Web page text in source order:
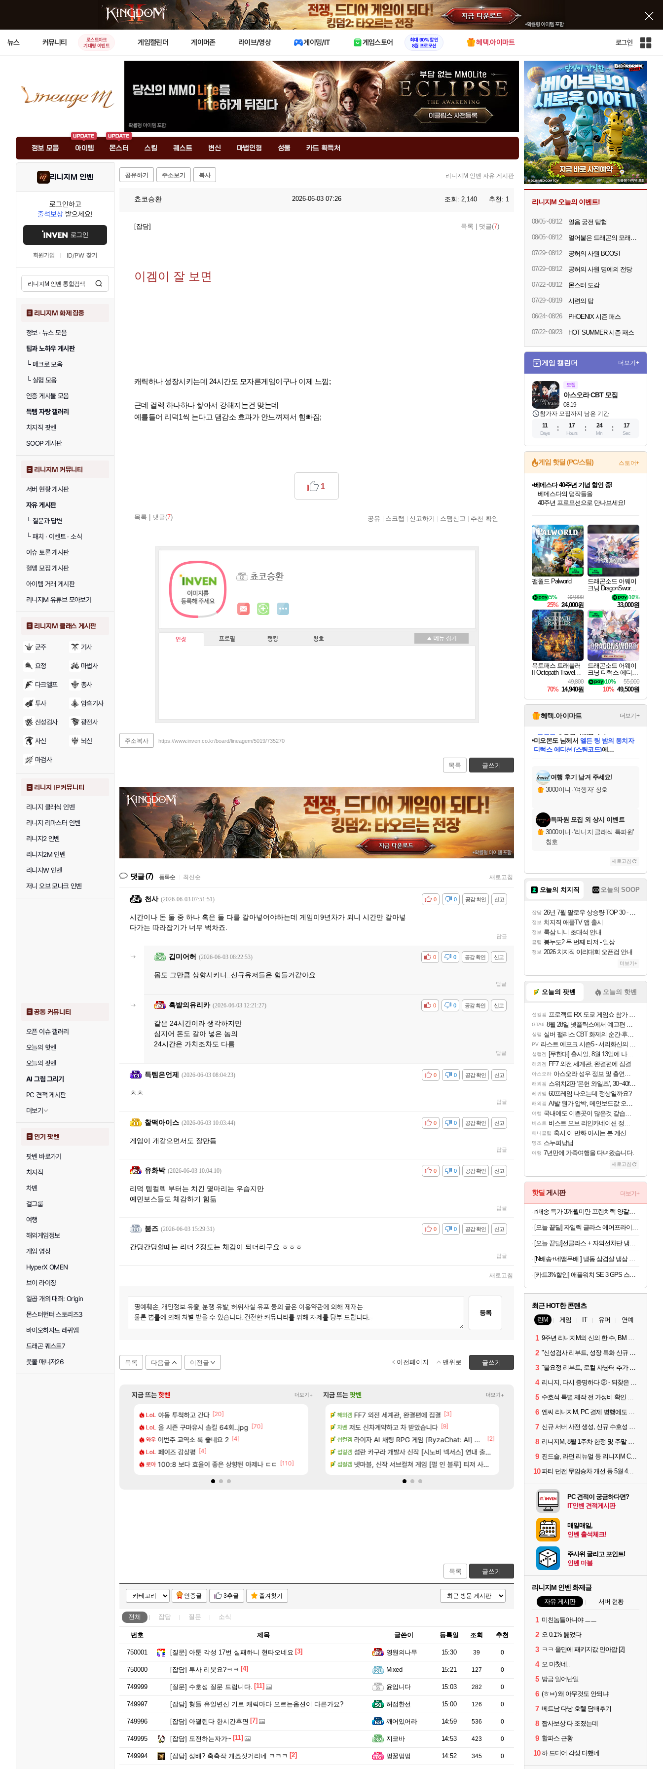
X
뉴스 커뮤니티
로스트아크
기대평 이벤트
게임캘린더 게이머존 라이브/영상 게이밍/IT 게임스토어
최대 90% 할인
8월 프로모션
혜택.아이마트 로그인
인
사
이
트
맵
정보 모음 아이템 몬스터 스킬 퀘스트 변신 마법인형 성물 카드 획득처
리니지M 인벤
로그인하고
출석보상 받으세요!
로그인
회원가입 ID/PW 찾기
리니지M 화제 집중
정보 · 뉴스 모음
팁과 노하우 게시판
└매크로 모음
└실험 모음
인증 게시물 모음
득템 자랑 갤러리
치지직 팟벤
SOOP 게시판
리니지M 커뮤니티
서버 현황 게시판
자유 게시판
└질문과 답변
└패치 · 이벤트 · 소식
이슈 토론 게시판
혈맹 모집 게시판
아이템 거래 게시판
리니지M 유튜브 모아보기
리니지M 클래스 게시판
군주 기사
요정 마법사
다크엘프 총사
투사 암흑기사
신성검사 광전사
사신 뇌신
마검사
리니지 IP 커뮤니티
리니지 클래식 인벤
리니지 리마스터 인벤
리니지2 인벤
리니지2M 인벤
리니지W 인벤
저니 오브 모나크 인벤
공통 커뮤니티
오픈 이슈 갤러리
오늘의 핫벤
오늘의 팟벤
AI 그림 그리기
PC 견적 게시판
더보기
인기 팟벤
팟벤 바로가기
치지직
차벤
걸그룹
여행
해외게임정보
게임 영상
HyperX OMEN
브이 라이징
일곱 개의 대죄: Origin
몬스터헌터 스토리즈3
바이오하자드 레퀴엠
드래곤 퀘스트7
풋볼 매니저26
공유하기 주소보기 복사 리니지M 인벤 자유 게시판
쵸코승환 2026-06-03 07:26 조회: 2,140 추천: 1
[잡담] 목록 댓글(7)
이겜이 잘 보면
캐릭하나 성장시키는데 24시간도 모자른게임이구나 이제 느낌;
근데 컬렉 하나하나 쌓아서 강해지는건 맞는데
예를들어 리덕1씩 는다고 댐감소 효과가 안느껴져서 힘빠짐;
목록 댓글(7)
1
공유 스크랩 신고하기 스팸신고 추천 확인
쵸코승환
인장 프로필 랭킹 칭호
주소복사 https://www.inven.co.kr/board/lineagem/5019/735270
목록 글쓰기
댓글(7) 등록순 최신순 새로고침
천사 (2026-06-03 07:51:51) 신고
공감 확인
비공감 0
0
시간이나 돈 둘 중 하나 혹은 둘 다를 갈아넣어야하는데 게임이9년차가 되니 시간만 갈아넣
다가는 따라잡기가 너무 벅차죠.
답글
깁미어허 (2026-06-03 08:22:53) 신고
공감 확인
비공감 0
0
몹도 그만큼 상향시키니..신규유저들은 힘들거같아요
답글
흑발의유리카 (2026-06-03 12:21:27) 신고
공감 확인
비공감 0
0
같은 24시간이라 생각하지만
심지어 돈도 갈아 넣은 놈의
24시간은 가치조차도 다름
답글
득템은언제 (2026-06-03 08:04:23) 신고
공감 확인
비공감 0
0
ㅊㅊ
답글
찰떡아이스 (2026-06-03 10:03:44) 신고
공감 확인
비공감 0
0
게임이 개같으면서도 잘만듬
답글
유화박 (2026-06-03 10:04:10) 신고
공감 확인
비공감 0
0
리덕 템컬렉 부터는 치킨 몇마리는 우습지만
예민보스들도 체감하기 힘듦
답글
붐즈 (2026-06-03 15:29:31) 신고
공감 확인
비공감 0
0
간당간당할때는 리더 2정도는 체감이 되더라구요 ㅎㅎㅎ
답글
새로고침
등록
목록 다음글 이전글 글쓰기
이전페이지 맨위로
지금 뜨는핫벤 더보기+
LoL 야동 투척하고 간다 [20]
LoL 올 시즌 구마유시 솔킬 64회..jpg [70]
와우 이번주 교역소 룩 좋네요 2 [4]
LoL 페이즈 감상평 [4]
로아 100:8 보다 효율이 좋은 상향된 아제나 ㄷㄷ [110]
검은사막 장비 올환 이후 약 7개월 [13]
메이플 8월 9일 썬데이 메이플 [150]
리니지M 방금 일어난일 [13]
메이플 챌린저#77777 저격했습니다! [106]
로아 보상 공지 나온거 10추 하니 올리자 [83]
부산 헌혈 먹튀 ㄷㄷ.. [66]
크로체 따왔습니다 [74]
신호등 2인 40%글 존나 긁히네 씨발
리니지 클래식
똘끼형 다 좋은데 해외작업장 도와주는 짓은 좀 아니지않냐?
지금 뜨는팟벤 더보기+
애니클립 혹시 이 만화 아시는 분 계신가요
리싱크드 리싱크드 1.06 패치노트 (8/5)
여행 국내에도 이쁜곳이 많은것 같습니다
해외겜 AI발 원가 압박, 메인보드값 오르나
해외겜 중국 CXMT, D램 매출 점유율 7%…글로벌 4위로 부상
해외겜 FF7 외전 세계관, 완결편에 집결 [3]
차벤 저도 신차계약하고 차 받았습니다 [9]
섭컬겜 라이자 AI 채팅 RPG 게임 [RyzaChat: AI] 공개
[2]
섭컬겜 섬란 카구라 개발사 신작 [시노비 넥서스] 연내 출시 예정
섭컬겜 넷마블, 신작 서브컬쳐 게임 [펄 인 블루] 티저 사이트 오픈
해외겜 스위치2판 ‘몬헌 와일즈’, 30~40fps 목표 추
아주프로 4컷 만화 | 야간 보초는 너무 힘들어
7년만에 가족여행을 다녀왔습니다.
비스트 오브 리인카네이션 정보/공략글 모음
목록 글쓰기
인증글 3추글 즐겨찾기
전체 잡담 질문 소식
번호 제목 글쓴이 등록일 조회 추천
750001 [질문] 아툰 각성 17번 실패하니 현타오네요 [3] 영원의나무 15:30 39 0
750000 [잡담] 투사 리붓요?ㅋㅋ [4] Mixed 15:21 127 0
749999 [질문] 수호성 질문 드립니다. [11] 윤입니다 15:03 282 0
749997 [잡담] 형들 유일변신 기르 캐릭마다 오르는옵션이 다른가요? 허접한선 15:00 126 0
749996 [잡담] 아떨린다 한시간후면 [7] 깨어있어라 14:59 536 0
749995 [잡담] 도전하는자가~ [11] 지코바 14:53 423 0
749994 [잡담] 성배? 축축작 개죠짓거리네 ㅋㅋㅋ [2] 멍꿀멍멍 14:52 345 0
리니지M 오늘의 이벤트!
08/05~08/12 얼음 궁전 탐험
08/05~08/12 얼어붙은 드래곤의 모래시계
07/29~08/12 공허의 사원 BOOST
07/29~08/12 공허의 사원 명예의 전당
07/22~08/12 몬스터 도감
07/29~08/19 시련의 탑
06/24~08/26 PHOENIX 시즌 패스
07/22~09/23 HOT SUMMER 시즌 패스
게임 캘린더 더보기+
모집
08.19
아스오라 CBT 모집
참가자 모집까지 남은 기간
11
Days
17
Hours
24
Min
16
Sec
게임 핫딜 (PC/스팀) 스토어+
최대 90% 할인가를 만나보세요!
네이버혜택과 함께 만나보세요!
50%할인&추가 적립까지!
네이버 포인트 혜택까지!
이니&베니 혜택까지!
네이버 혜택가와 함께 예약하세요!
할인&네이버혜택으로 만나보세요!
네이버페이 혜택과 만나보세요!
베데스다 40주년 기념 할인 중!
베데스다의 명작들을
40주년 프로모션으로 만나보세요!
할인가에 만나보세요!
일부 에디션 상시 할인!
혜택으로 예약 판매 중
편안하게 충전하세요
팰월드 Palworld
32,000
5%
25% 24,000원
드래곤소드 어웨이
크닝 DragonSword A
10%
33,000원
옥토패스 트래블러
II Octopath Traveler I
49,800
70% 14,940원
드래곤소드 어웨이
크닝 디럭스 에디션
DragonSword Awake
ning Deluxe Edition
55,000
10%
10% 49,500원
혜택.아이마트 더보기+
교환.
당첨되셨습니다.
당첨되셨습니다.
당첨되셨습니다.
미오몬도 님께서 엘든 링 밤의 통치자
디럭스 에디션 (스팀코드)에
당첨되셨습니다.
당첨되셨습니다.
당첨되셨습니다.
에디션 (스팀코드) 를 교환.
당첨되셨습니다.
여행 후기 남겨 주세요!
3000이니 ·'여행자' 칭호
특파원 모집 외 상시 이벤트
3000이니 ·'리니지 클래식 특파원'
칭호
새로고침
오늘의 치지직 오늘의 SOOP
잡담 26년 7월 팔로우 상승량 TOP 30 - 월간 치지직
정보 치지직 애플TV 앱 출시
정보 룩삼 니니 초대석 안내
클립 봉누도2 두 번째 티저 - 일상
정보 2026 치지직 이리대회 오픈컵 안내
더보기+
오늘의 팟벤 오늘의 핫벤
섭컬겜 프로젝트 RX 도쿄 게임쇼 참가 결정
GTA6 8월 28일 넷플릭스에서 예고편 공개 예정
실팰 실버 팰리스 CBT 화제의 순간·후기 모음
PV 라스트 에포크 시즌5 - 서리화신의 분노 티저
섭컬겜 [무한대] 출시일, 8월 13일에 나오나
해외겜 FF7 외전 세계관, 완결편에 집결
아스오라 아스오라 성우 정보 및 출연작 모음
해외겜 스위치2판 ‘몬헌 와일즈’, 30~40fps 목표 추정
레퀴엠 60프레임 나오는데 정상일까요?
해외겜 AI발 원가 압박, 메인보드값 오르나
여행 국내에도 이쁜곳이 많은것 같습니다
비스트 비스트 오브 리인카네이션 정보/공략글 모음
애니클립 혹시 이 만화 아시는 분 계신가요
명조 스누피냥님
여행 7년만에 가족여행을 다녀왔습니다.
새로고침
핫딜 게시판 더보기+
n배송 특가 3개월미만 프렌치랙-양갈비 양고기 밀키트 캠핑 쉽새끼 목초육 프랜치랙 프렌치렉 [원산지:뉴질랜드]
[카드3%할인] 애플워치 SE 3 GPS 스타라이트, 40mm, 스타라이트 스포츠밴드 (S/M)
최근 HOT한 콘텐츠
린M 게임 IT 유머 연예
1 9주년 리니지M의 신의 한 수, BM 장비 아데나 판매 예고
2 "신성검사 리부트, 성장 특화 신규 서버" 리니지M 3월 업데이트 예고
3 "불요정 리부트, 로컬 사냥터 추가 예정" 리니지M 9주년 업데이트 예고
4 리니지, 다시 증명하다 ② - 되찾은 모바일 왕좌
5 수호석 특별 제작 전 가성비 확인 필수! 3월 2주차 업데이트 이슈
6 엔씨 리니지M, PC 결제 병행에도 모바일 '매출 1위' 탈환
7 신규 서버 사전 생성, 신규 수호성 추가 등 3월 1주차 업데이트 이슈
8 리니지M, 8월 1주차 한정 및 주말 제작 정보
9 진드슬, 라던 리뉴얼 등 리니지M ContiNew 업데이트 핵심 요약
10 파티 던전 무임승차 개선 등 5월 4주차 업데이트 이슈
PC 견적이 궁금하다면?
IT인벤 견적게시판
매일매일,
인벤 출석체크!
주사위 굴리고 포인트!
인벤 마블
리니지M 인벤 화제글
자유 게시판 서버 현황
1 미친놈들아니야 ㅡㅡ
2 오 0.1% 뚫었다
3 ㅋㅋ 올만에 패키지값 안아깝 [2]
4 오 미쳣네..
5 방금 일어난일
6 (ㅎㅂ) 왜 아무것도 안되냐
7 베트남 다낭 호텔 담배후기
8 짭사보상 다 조졌는데
9 할파스 근황
10 하 드디어 각성 다했네